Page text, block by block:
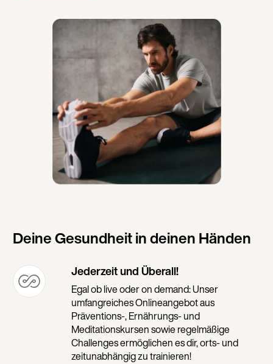
Deine Gesundheit in deinen Händen
Jederzeit und Überall!
Egal ob live oder on demand: Unser
umfangreiches Onlineangebot aus
Präventions-, Ernährungs- und
Meditationskursen sowie regelmäßige
Challenges ermöglichen es dir, orts- und
zeitunabhängig zu trainieren!